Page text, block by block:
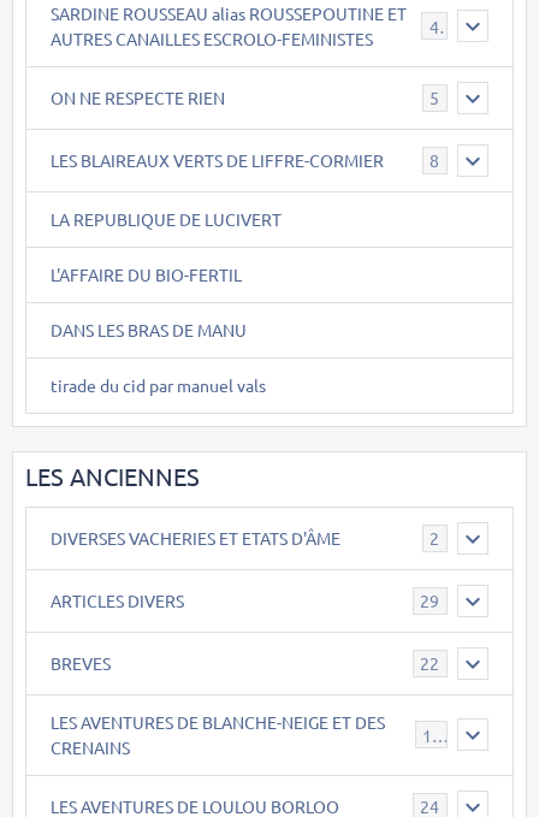
SARDINE ROUSSEAU alias ROUSSEPOUTINE ET
AUTRES CANAILLES ESCROLO-FEMINISTES
40
ON NE RESPECTE RIEN 5
LES BLAIREAUX VERTS DE LIFFRE-CORMIER 8
LA REPUBLIQUE DE LUCIVERT
L'AFFAIRE DU BIO-FERTIL
DANS LES BRAS DE MANU
tirade du cid par manuel vals
LES ANCIENNES
DIVERSES VACHERIES ET ETATS D'ÂME 2
ARTICLES DIVERS 29
BREVES 22
LES AVENTURES DE BLANCHE-NEIGE ET DES
CRENAINS
17
LES AVENTURES DE LOULOU BORLOO 24